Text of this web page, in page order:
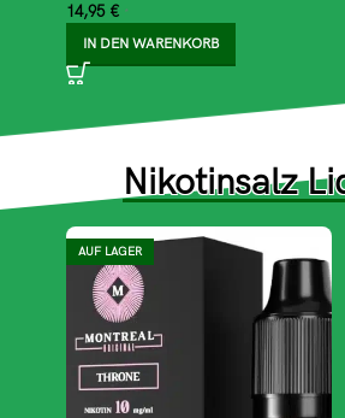
14,95 € *
IN DEN WARENKORB
Nikotinsalz
AUF LAGER